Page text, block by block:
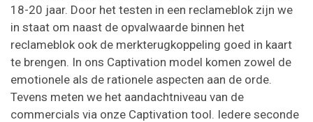
18-20 jaar. Door het testen in een reclameblok zijn we
in staat om naast de opvalwaarde binnen het
reclameblok ook de merkterugkoppeling goed in kaart
te brengen. In ons Captivation model komen zowel de
emotionele als de rationele aspecten aan de orde.
Tevens meten we het aandachtniveau van de
commercials via onze Captivation tool. Iedere seconde